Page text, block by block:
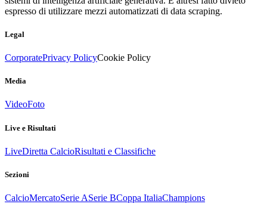
espresso di utilizzare mezzi automatizzati di data scraping.
Legal
CorporatePrivacy PolicyCookie Policy
Media
VideoFoto
Live e Risultati
LiveDiretta CalcioRisultati e Classifiche
Sezioni
CalcioMercatoSerie ASerie BCoppa ItaliaChampions